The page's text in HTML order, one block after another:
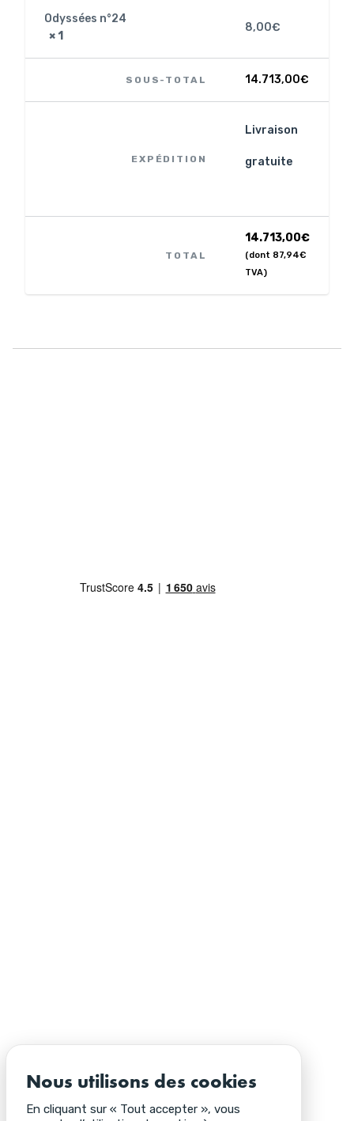
Odyssées n°24
× 1
8,00€
SOUS-TOTAL 14.713,00€
EXPÉDITION
Livraison
gratuite
TOTAL
14.713,00€
(dont 87,94€
TVA)
Nous utilisons des cookies
En cliquant sur « Tout accepter », vous